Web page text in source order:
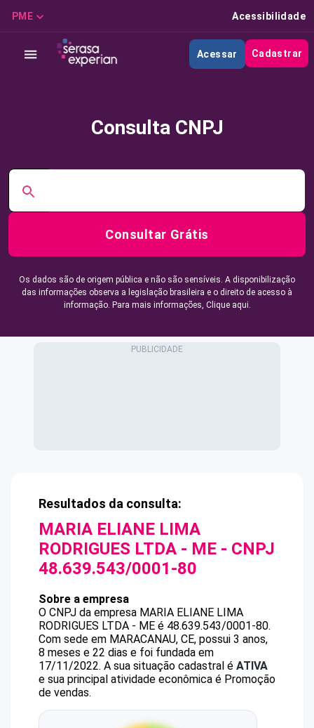
PME Acessibilidade
Acessar Cadastrar
Consulta CNPJ
Consultar Grátis
Os dados são de origem pública e não são sensíveis. A disponibilização
das informações observa a legislação brasileira e o direito de acesso à
informação. Para mais informações, Clique aqui.
Resultados da consulta:
MARIA ELIANE LIMA
RODRIGUES LTDA - ME - CNPJ
48.639.543/0001-80
Sobre a empresa
O CNPJ da empresa MARIA ELIANE LIMA
RODRIGUES LTDA - ME é 48.639.543/0001-80.
Com sede em MARACANAU, CE, possui 3 anos,
8 meses e 22 dias e foi fundada em
17/11/2022. A sua situação cadastral é ATIVA
e sua principal atividade econômica é Promoção
de vendas.